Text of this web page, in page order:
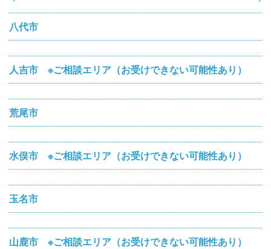
八代市
人吉市 ※ご相談エリア（お受けできない可能性あり）
荒尾市
水俣市 ※ご相談エリア（お受けできない可能性あり）
玉名市
山鹿市 ※ご相談エリア（お受けできない可能性あり）